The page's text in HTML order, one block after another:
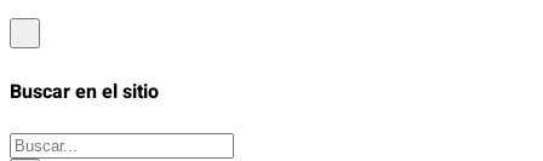
Buscar en el sitio
Buscar